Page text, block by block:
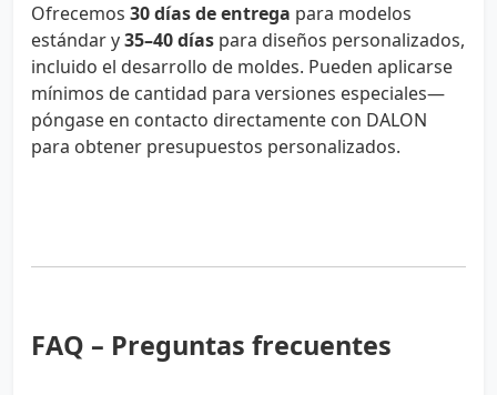
Ofrecemos 30 días de entrega para modelos
estándar y35–40 días para diseños personalizados,
incluido el desarrollo de moldes. Pueden aplicarse
mínimos de cantidad para versiones especiales—
póngase en contacto directamente con DALON
para obtener presupuestos personalizados.
FAQ – Preguntas frecuentes